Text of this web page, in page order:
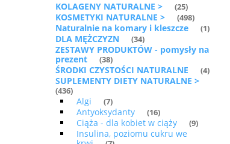
KOLAGENY NATURALNE > (25)
KOSMETYKI NATURALNE > (498)
Naturalnie na komary i kleszcze (1)
DLA MĘŻCZYZN (34)
ZESTAWY PRODUKTÓW - pomysły na
prezent
(38)
ŚRODKI CZYSTOŚCI NATURALNE (4)
SUPLEMENTY DIETY NATURALNE >
(436)
Algi (7)
Antyoksydanty (16)
Ciąża - dla kobiet w ciąży (9)
Insulina, poziomu cukru we